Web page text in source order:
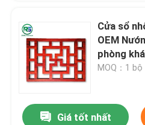
Cửa sổ
OEM
phòng
MOQ：1 bộ
Giá tốt nhất